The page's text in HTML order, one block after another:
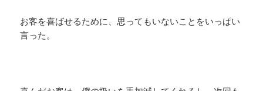
お客を喜ばせるために、思ってもいないことをいっぱい
言った。